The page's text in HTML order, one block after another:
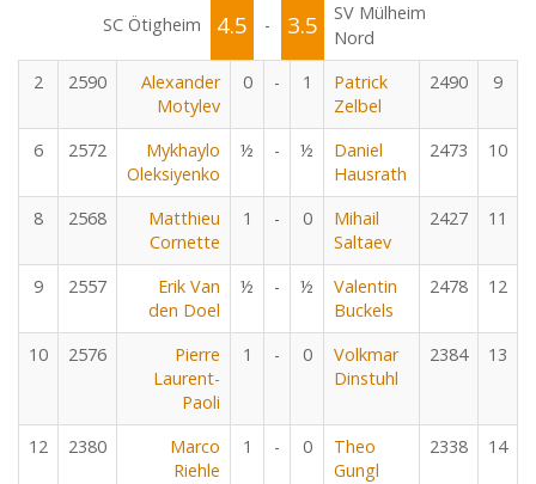
SC Ötigheim 4.5 - 3.5
SV Mülheim
Nord
2
2590
Alexander
Motylev
0 - 1
Patrick
Zelbel
2490 9
6 2572
Mykhaylo
Oleksiyenko
½ - ½
Daniel
Hausrath
2473 10
8 2568
Matthieu
Cornette
1 - 0
Mihail
Saltaev
2427 11
9 2557
Erik Van
den Doel
½ - ½
Valentin
Buckels
2478 12
10 2576
Pierre
Laurent-
Paoli
1 - 0
Volkmar
Dinstuhl
2384 13
12 2380
Marco
Riehle
1 - 0
Theo
Gungl
2338 14